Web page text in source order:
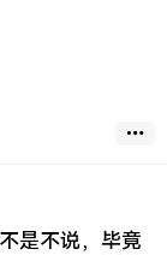
是不说，毕竟